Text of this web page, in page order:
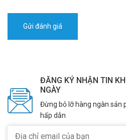
ĐĂNG KÝ NHẬN TIN
NGÀY
Đừng bỏ lỡ hàng ngàn sản
hấp dẫn